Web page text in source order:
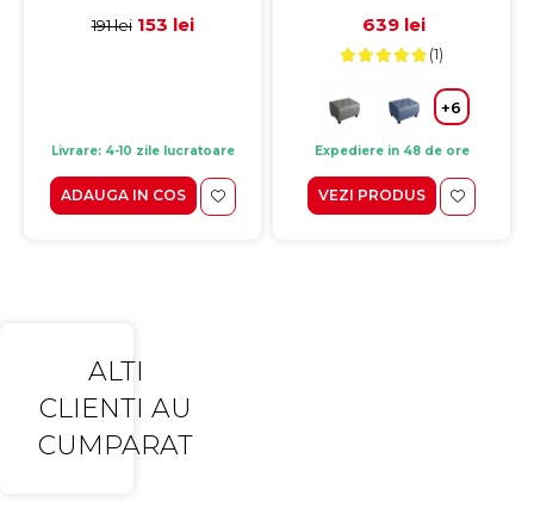
Laveta din microfibra
191 lei 153 lei
Livrare: 4-10 zile lucratoare
ADAUGA IN COS
639 lei
(1)
+6
Expediere in 48 de ore
VEZI PRODUS
ALTI
CLIENTI AU
CUMPARAT